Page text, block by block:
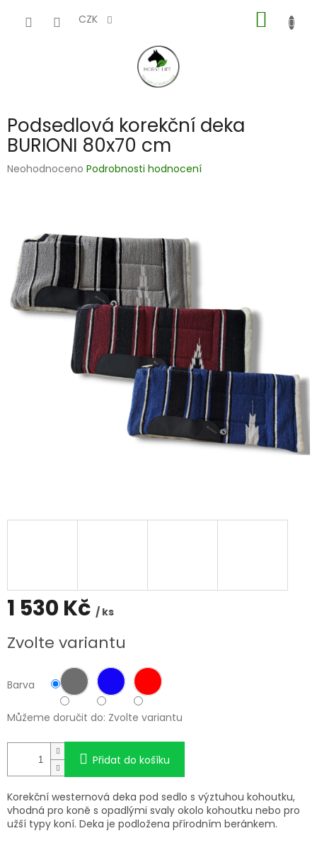
CZK
KOŠÍK
Podsedlová korekční deka
BURIONI 80x70 cm
Průměrné
hvězdiček.
Neohodnoceno Podrobnosti hodnocení
1 530 Kč / ks
cena:
Zvolte variantu
Barva
Můžeme doručit do: Zvolte variantu
Přidat do košíku
Korekční westernová deka pod sedlo s výztuhou kohoutku,
vhodná pro koně s opadlými svaly okolo kohoutku nebo pro
užší typy koní. Deka je podložena přírodním beránkem.